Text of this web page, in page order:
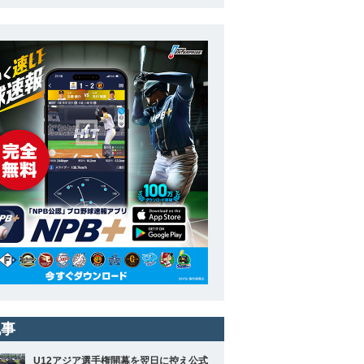
U12アジア選手権開幕を翌日に控え公式